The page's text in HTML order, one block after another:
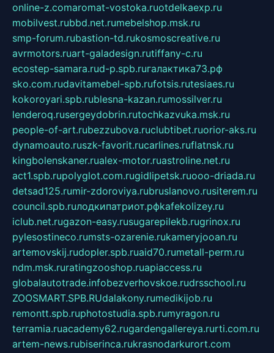
online-z.comaromat-vostoka.ruotdelkaexp.ru
mobilvest.rubbd.net.rumebelshop.msk.ru
smp-forum.rubastion-td.rukosmoscreative.ru
avrmotors.ruart-galadesign.rutiffany-c.ru
ecostep-samara.rud-p.spb.ruгалактика73.рф
sko.com.rudavitamebel-spb.rufotsis.rutesiaes.ru
kokoroyari.spb.rublesna-kazan.rumossilver.ru
lenderoq.rusergeydobrin.rutochkazvuka.msk.ru
people-of-art.rubezzubova.ruclubtibet.ruorior-aks.ru
dynamoauto.ruszk-favorit.rucarlines.ruflatnsk.ru
kingbolenskaner.rualex-motor.ruastroline.net.ru
act1.spb.rupolyglot.com.rugidlipetsk.ruooo-driada.ru
detsad125.rumir-zdoroviya.rubruslanovo.rusiterem.ru
council.spb.ruлодкипатриот.рфkafekolizey.ru
iclub.net.rugazon-easy.rusugarepilekb.rugrinox.ru
pylesostineco.rumsts-ozarenie.rukameryjooan.ru
artemovskij.rudopler.spb.ruaid70.rumetall-perm.ru
ndm.msk.ruratingzooshop.ruapiaccess.ru
globalautotrade.infobezverhovskoe.rudrsschool.ru
ZOOSMART.SPB.RUdalakony.rumedikijob.ru
remontt.spb.ruphotostudia.spb.rumyragon.ru
terramia.ruacademy62.rugardengallereya.rurti.com.ru
artem-news.rubiserinca.rukrasnodarkurort.com